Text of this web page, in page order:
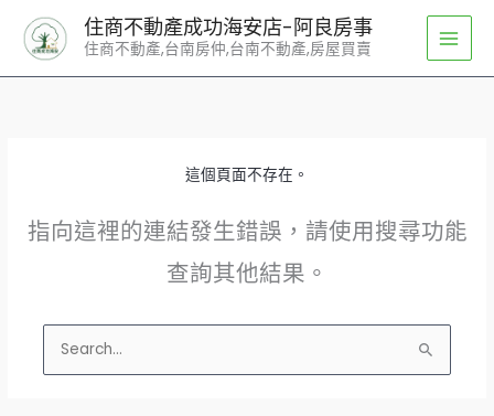
住商不動產成功海安店-阿良房事
住商不動產,台南房仲,台南不動產,房屋買賣
這個頁面不存在。
指向這裡的連結發生錯誤，請使用搜尋功能
查詢其他結果。
尋